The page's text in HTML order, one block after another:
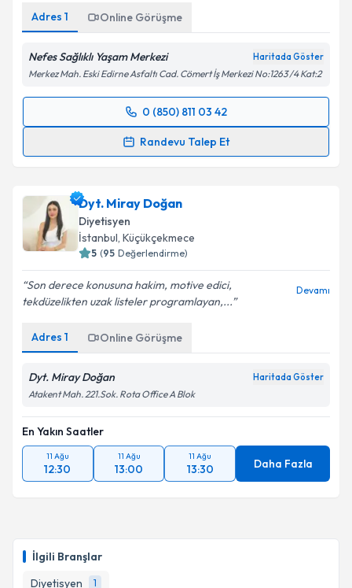
İlgili Branşlar
Diyetisyen
1
Adres 1 Online Görüşme
Nefes Sağlıklı Yaşam Merkezi Haritada Göster
Merkez Mah. Eski Edirne Asfaltı Cad. Cömert İş Merkezi No:1263 /4 Kat:2
0 (850) 811 03 42
Randevu Talep Et
Randevu Takvimi Talebi
hazırlandığında e-posta ile bilgilendireceğiz.
E-posta Adresiniz
Kişisel verilerimin işlenmesine ilişkin
kapsamda işlenmesini kabul ediyorum.
Takvim Talebini Gönder
Dyt. Miray Doğan
Diyetisyen
İstanbul, Küçükçekmece
5 (95 Değerlendirme)
Son derece konusuna hakim, motive edici,
tekdüzelikten uzak listeler programlayan,...
Devamı
Adres 1 Online Görüşme
Dyt. Miray Doğan Haritada Göster
Atakent Mah. 221.Sok. Rota Office A Blok
En Yakın Saatler
11 Ağu
12:30
11 Ağu
13:00
11 Ağu
13:30 Daha Fazla